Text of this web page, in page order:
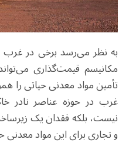
به نظر می‌رسد برخی در غرب
مکانیسم قیمت‌گذاری
تأمین مواد معدنی حیاتی را
غرب در حوزه عناصر نادر
نیست، بلکه فقدان یک
و تجاری برای این مواد